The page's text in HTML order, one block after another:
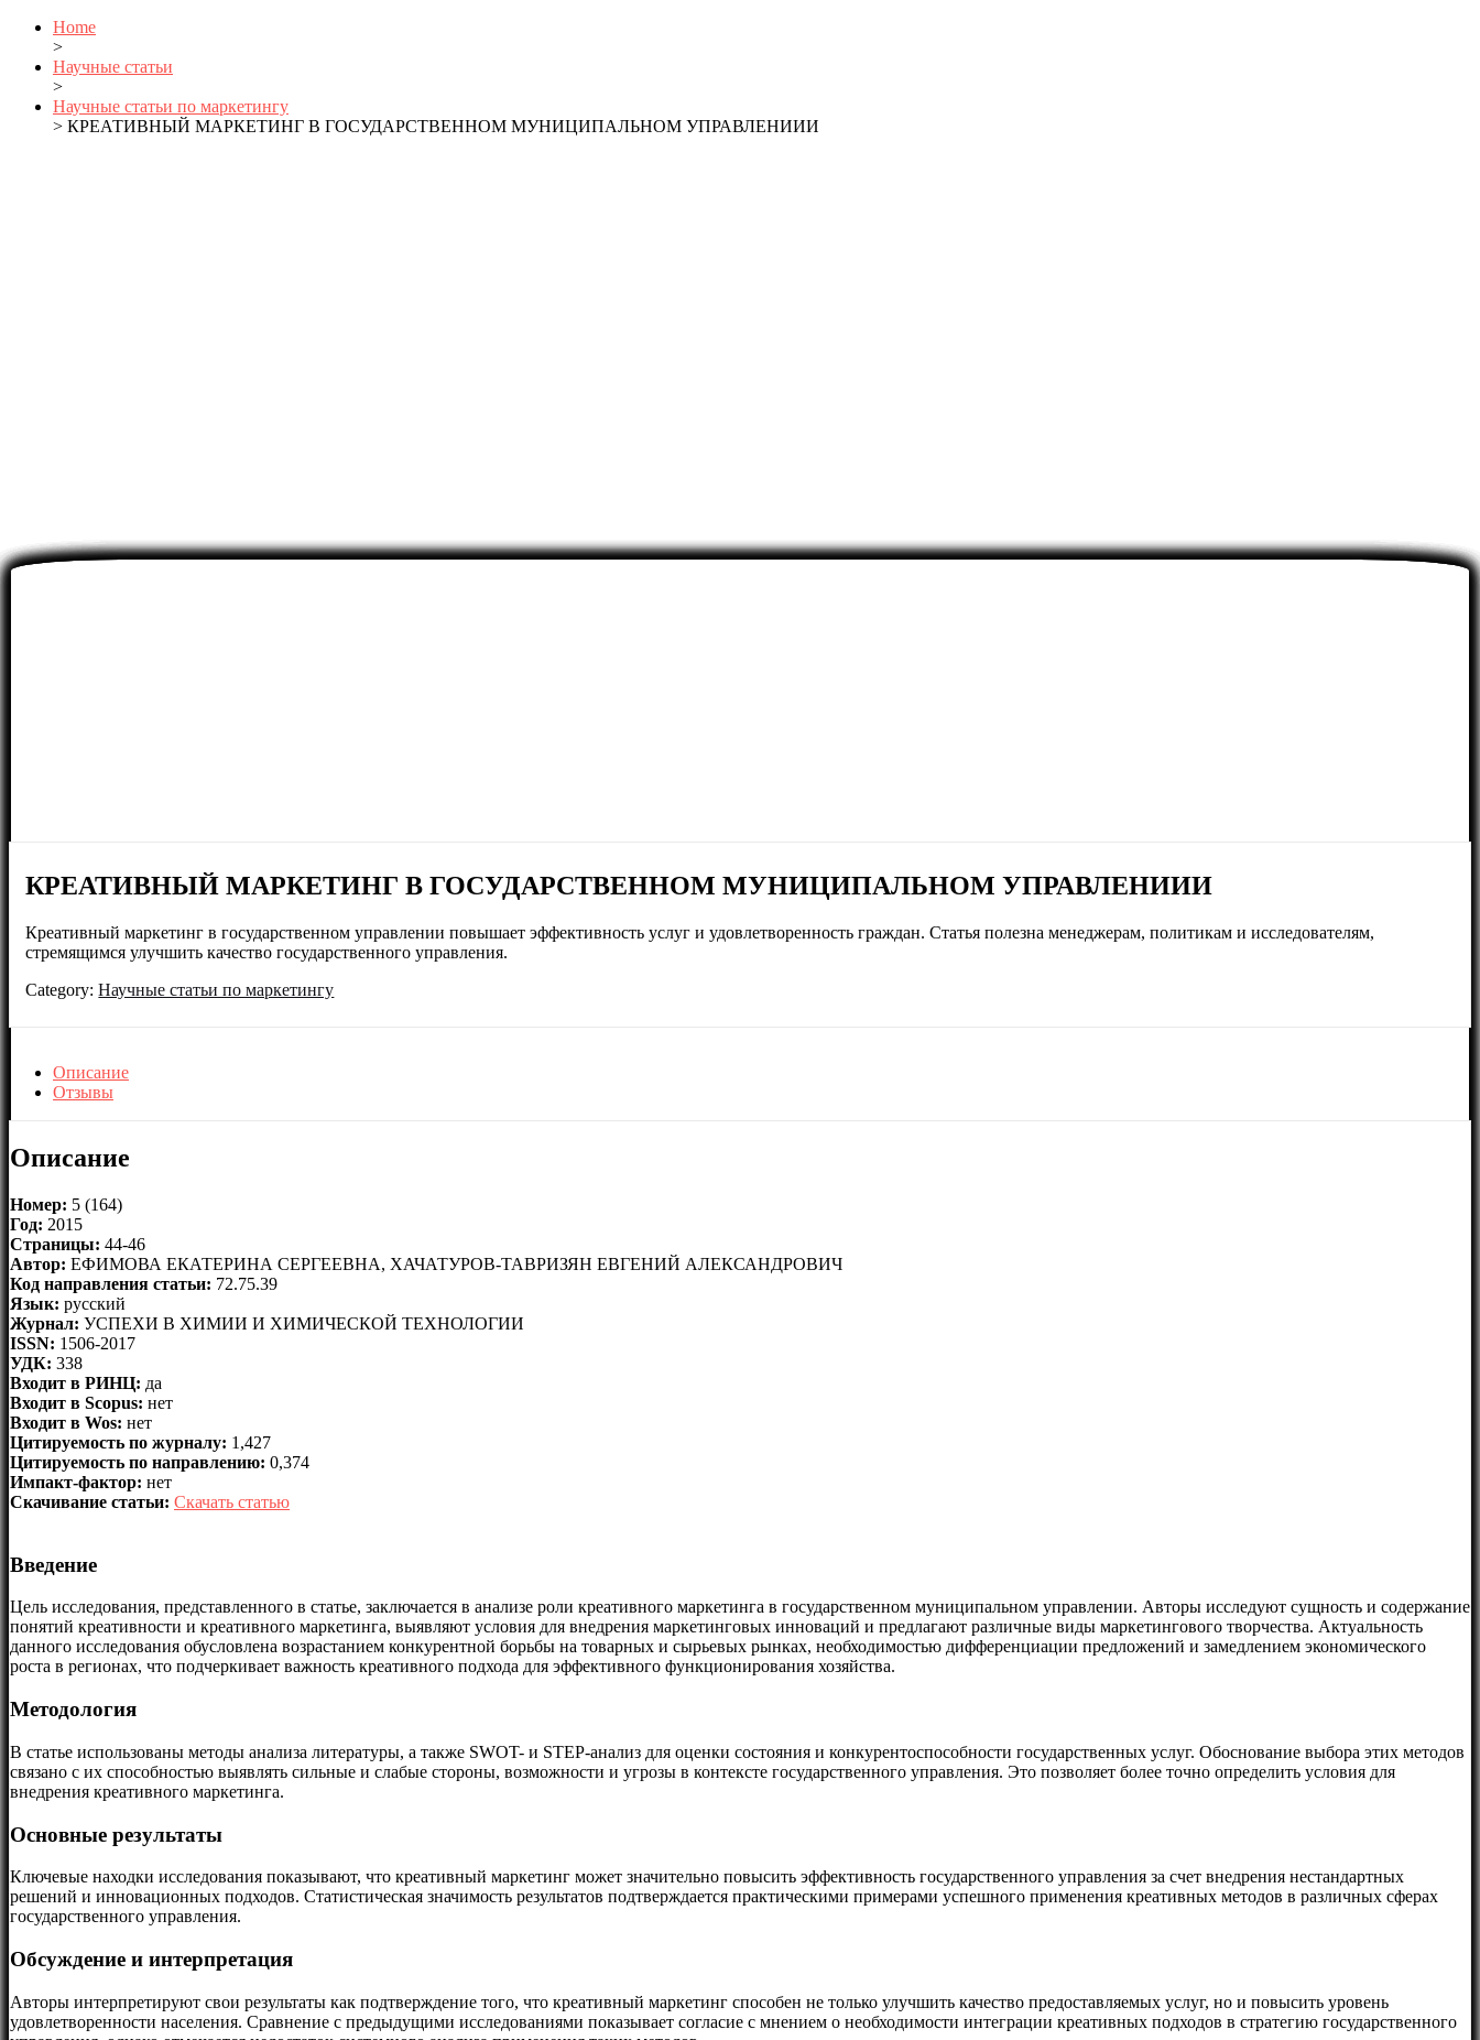
Home
>
Научные статьи
>
Научные статьи по маркетингу
> КРЕАТИВНЫЙ МАРКЕТИНГ В ГОСУДАРСТВЕННОМ МУНИЦИПАЛЬНОМ УПРАВЛЕНИИИ
КРЕАТИВНЫЙ МАРКЕТИНГ В ГОСУДАРСТВЕННОМ МУНИЦИПАЛЬНОМ УПРАВЛЕНИИИ
Креативный маркетинг в государственном управлении повышает эффективность услуг и удовлетворенность граждан. Статья полезна менеджерам, политикам и исследователям,
стремящимся улучшить качество государственного управления.
Category:Научные статьи по маркетингу
Описание
Отзывы
Описание
Номер: 5 (164)
Год: 2015
Страницы: 44-46
Автор: ЕФИМОВА ЕКАТЕРИНА СЕРГЕЕВНА, ХАЧАТУРОВ-ТАВРИЗЯН ЕВГЕНИЙ АЛЕКСАНДРОВИЧ
Код направления статьи: 72.75.39
Язык: русский
Журнал: УСПЕХИ В ХИМИИ И ХИМИЧЕСКОЙ ТЕХНОЛОГИИ
ISSN: 1506-2017
УДК: 338
Входит в РИНЦ: да
Входит в Scopus: нет
Входит в Wos: нет
Цитируемость по журналу: 1,427
Цитируемость по направлению: 0,374
Импакт-фактор: нет
Скачивание статьи: Скачать статью
Введение
Цель исследования, представленного в статье, заключается в анализе роли креативного маркетинга в государственном муниципальном управлении. Авторы исследуют сущность и содержание
понятий креативности и креативного маркетинга, выявляют условия для внедрения маркетинговых инноваций и предлагают различные виды маркетингового творчества. Актуальность
данного исследования обусловлена возрастанием конкурентной борьбы на товарных и сырьевых рынках, необходимостью дифференциации предложений и замедлением экономического
роста в регионах, что подчеркивает важность креативного подхода для эффективного функционирования хозяйства.
Методология
В статье использованы методы анализа литературы, а также SWOT- и STEP-анализ для оценки состояния и конкурентоспособности государственных услуг. Обоснование выбора этих методов
связано с их способностью выявлять сильные и слабые стороны, возможности и угрозы в контексте государственного управления. Это позволяет более точно определить условия для
внедрения креативного маркетинга.
Основные результаты
Ключевые находки исследования показывают, что креативный маркетинг может значительно повысить эффективность государственного управления за счет внедрения нестандартных
решений и инновационных подходов. Статистическая значимость результатов подтверждается практическими примерами успешного применения креативных методов в различных сферах
государственного управления.
Обсуждение и интерпретация
Авторы интерпретируют свои результаты как подтверждение того, что креативный маркетинг способен не только улучшить качество предоставляемых услуг, но и повысить уровень
удовлетворенности населения. Сравнение с предыдущими исследованиями показывает согласие с мнением о необходимости интеграции креативных подходов в стратегию государственного